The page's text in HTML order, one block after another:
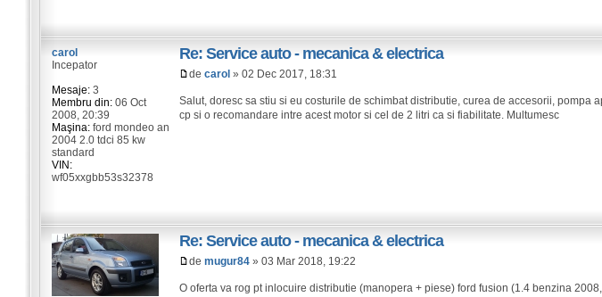
Re: Service auto - mecanica & electrica
decarol » 02 Dec 2017, 18:31
Salut, doresc sa stiu si eu costurile de schimbat distributie, curea de accesorii, pompa
cp si o recomandare intre acest motor si cel de 2 litri ca si fiabilitate. Multumesc
carol
Incepator
Mesaje:3
Membru din:06 Oct
2008, 20:39
Maşina:ford mondeo an
2004 2.0 tdci 85 kw
standard
VIN:
wf05xxgbb53s32378
Re: Service auto - mecanica & electrica
demugur84 » 03 Mar 2018, 19:22
O oferta va rog pt inlocuire distributie (manopera + piese) ford fusion (1.4 benzina